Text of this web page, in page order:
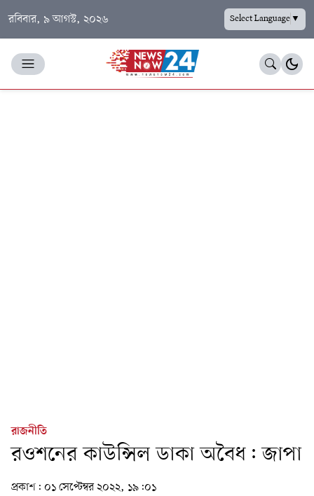
রবিবার, ৯ আগস্ট, ২০২৬ Select Language▼
রাজনীতি
রওশনের কাউন্সিল ডাকা অবৈধ: জাপা
প্রকাশ: ০১ সেপ্টেম্বর ২০২২, ১৯:০১